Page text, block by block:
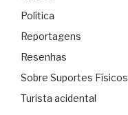
Política
Reportagens
Resenhas
Sobre Suportes Físicos
Turista acidental